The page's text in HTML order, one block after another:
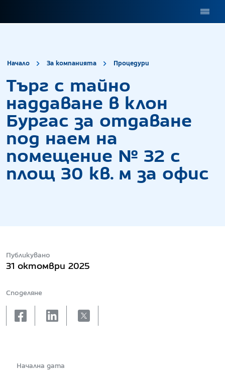
Начало За компанията Процедури
Търг с тайно
наддаване в клон
Бургас за отдаване
под наем на
помещение № 32 с
площ 30 кв. м за офис
Публикувано
31 октомври 2025
Споделяне
facebooklinkedinX
Начална дата